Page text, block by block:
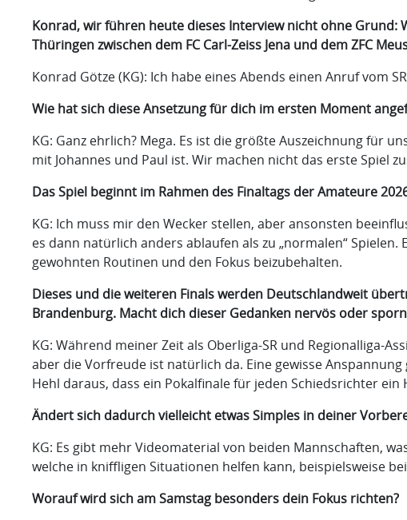
Konrad, wir führen heute dieses Interview nicht ohne Grund:
Thüringen zwischen dem FC Carl-Zeiss Jena und dem ZFC
Konrad Götze (KG): Ich habe eines Abends einen Anruf vom
Wie hat sich diese Ansetzung für dich im ersten Moment
KG: Ganz ehrlich? Mega. Es ist die größte Auszeichnung für
mit Johannes und Paul ist. Wir machen nicht das erste Spiel
Das Spiel beginnt im Rahmen des Finaltags der Amateure
KG: Ich muss mir den Wecker stellen, aber ansonsten
es dann natürlich anders ablaufen als zu „normalen“
gewohnten Routinen und den Fokus beizubehalten.
Dieses und die weiteren Finals werden Deutschlandweit
Brandenburg. Macht dich dieser Gedanken nervös oder
KG: Während meiner Zeit als Oberliga-SR und Regionalliga-
aber die Vorfreude ist natürlich da. Eine gewisse
Hehl daraus, dass ein Pokalfinale für jeden Schiedsrichter ein
Ändert sich dadurch vielleicht etwas Simples in deiner
KG: Es gibt mehr Videomaterial von beiden Mannschaften,
welche in kniffligen Situationen helfen kann, beispielsweise
Worauf wird sich am Samstag besonders dein Fokus richten?